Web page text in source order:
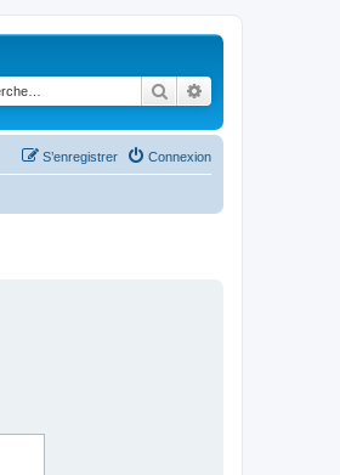
Rechercher
Connexion
S’enregistrer